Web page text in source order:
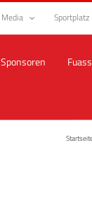
Media Sportplatz
Sponsoren